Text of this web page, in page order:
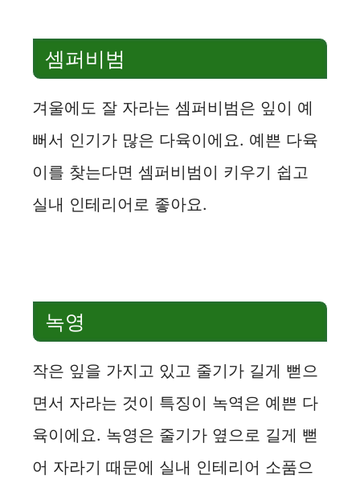
i
d
e
셈퍼비범
겨울에도 잘 자라는 셈퍼비범은 잎이 예
뻐서 인기가 많은 다육이에요. 예쁜 다육
이를 찾는다면 셈퍼비범이 키우기 쉽고
실내 인테리어로 좋아요.
녹영
작은 잎을 가지고 있고 줄기가 길게 뻗으
면서 자라는 것이 특징이 녹역은 예쁜 다
육이에요. 녹영은 줄기가 옆으로 길게 뻗
어 자라기 때문에 실내 인테리어 소품으